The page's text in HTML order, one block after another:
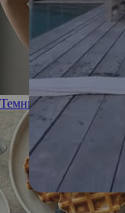
Темные впадины: